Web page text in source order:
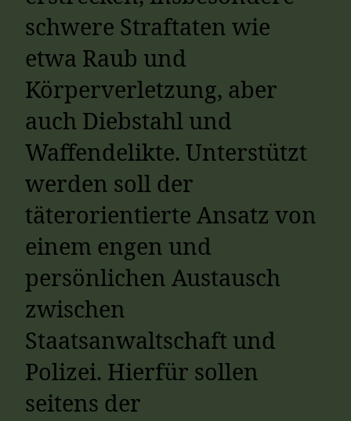
schwere Straftaten wie
etwa Raub und
Körperverletzung, aber
auch Diebstahl und
Waffendelikte. Unterstützt
werden soll der
täterorientierte Ansatz von
einem engen und
persönlichen Austausch
zwischen
Staatsanwaltschaft und
Polizei. Hierfür sollen
seitens der